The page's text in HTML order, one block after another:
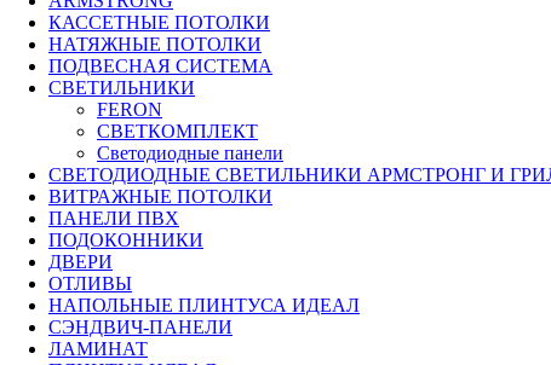
КАССЕТНЫЕ ПОТОЛКИ
НАТЯЖНЫЕ ПОТОЛКИ
ПОДВЕСНАЯ СИСТЕМА
СВЕТИЛЬНИКИ
FERON
СВЕТКОМПЛЕКТ
Светодиодные панели
CВЕТОДИОДНЫЕ СВЕТИЛЬНИКИ АРМСТРОНГ И
ВИТРАЖНЫЕ ПОТОЛКИ
ПАНЕЛИ ПВХ
ПОДОКОННИКИ
ДВЕРИ
ОТЛИВЫ
НАПОЛЬНЫЕ ПЛИНТУСА ИДЕАЛ
СЭНДВИЧ-ПАНЕЛИ
ЛАМИНАТ